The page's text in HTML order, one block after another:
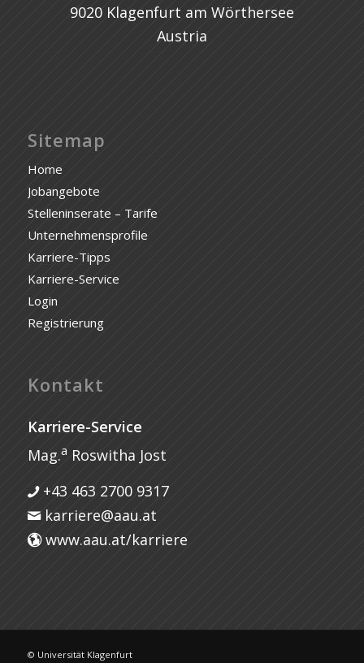
9020 Klagenfurt am Wörthersee
Austria
Sitemap
Home
Jobangebote
Stelleninserate – Tarife
Unternehmensprofile
Karriere-Tipps
Karriere-Service
Login
Registrierung
Kontakt
Karriere-Service
Mag.a Roswitha Jost
+43 463 2700 9317
karriere@aau.at
www.aau.at/karriere
© Universität Klagenfurt